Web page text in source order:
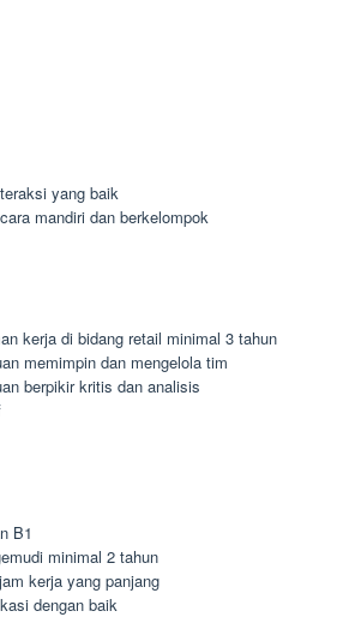
yang baik
mandiri dan berkelompok
kerja di bidang retail minimal 3 tahun
memimpin dan mengelola tim
berpikir kritis dan analisis
B1
minimal 2 tahun
kerja yang panjang
dengan baik